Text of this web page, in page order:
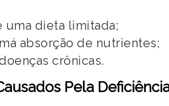
uma dieta limitada;
absorção de nutrientes;
crônicas.
Pela